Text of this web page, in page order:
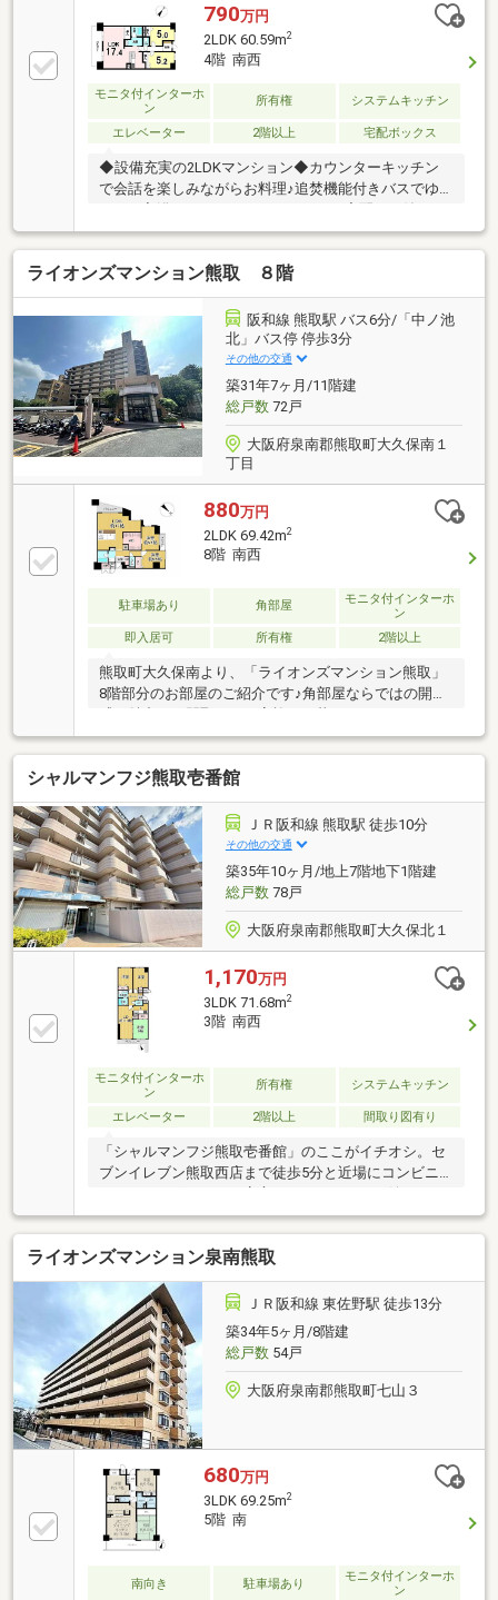
790万円
2LDK 60.59m2
4階 南西
モニタ付インターホ
ン
所有権 システムキッチン
エレベーター 2階以上 宅配ボックス
◆設備充実の2LDKマンション◆カウンターキッチン
で会話を楽しみながらお料理♪追焚機能付きバスでゆ
安心＆便利！ワイドバルコニーのある快適な住まいで
す。■周辺環境西小学校 徒歩15分（約1150m）熊取中
学校 徒歩21分（約1680m）マツゲン 徒歩18分（約
1430m）ローソン 徒歩11分（約870m）◆「お電話」
または「資料請求」ボタンよりお気軽にお問い合わせ
ください！◆お客様のご希望条件に合わせて物件をご
紹介いたします。気になる物件がございましたら、ま
とめてのご見学・ご相談も可能です♪
ライオンズマンション熊取 ８階
阪和線 熊取駅 バス6分/「中ノ池
北」バス停 停歩3分
その他の交通
築31年7ヶ月/11階建
総戸数72戸
大阪府泉南郡熊取町大久保南１
丁目
880万円
2LDK 69.42m2
8階 南西
駐車場あり 角部屋
モニタ付インターホ
ン
即入居可
所有権 2階以上
熊取町大久保南より、「ライオンズマンション熊取」
8階部分のお部屋のご紹介です♪角部屋ならではの開放
す♪オートロック付きのマンションのため、防犯面に
も配慮されており、安心してお住まいいただけます♪
ぜひ一度、現地でお部屋からの眺望や雰囲気をご体感
ください♪皆様からのお問い合わせを心よりお待ちし
ております♪*******************※令和8年度固定資産税
額:￥70400
シャルマンフジ熊取壱番館
ＪＲ阪和線 熊取駅 徒歩10分
その他の交通
築35年10ヶ月/地上7階地下1階建
総戸数78戸
大阪府泉南郡熊取町大久保北１
1,170万円
3LDK 71.68m2
3階 南西
モニタ付インターホ
ン
所有権 システムキッチン
エレベーター 2階以上 間取り図有り
「シャルマンフジ熊取壱番館」のここがイチオシ。セ
ブンイレブン熊取西店まで徒歩5分と近場にコンビニ
防犯を考慮した物件です。専有面積が71.68㎡と十分な
広さでゆったりと生活できるのではないのでしょう
か。不動産に関することでお悩みを抱えているのであ
れば、地域に詳しい当社スタッフが住まい探しをサポ
ート致します。こだわりやご要望などがあれば、お気
軽にお問い合わせ下さい。
ライオンズマンション泉南熊取
ＪＲ阪和線 東佐野駅 徒歩13分
築34年5ヶ月/8階建
総戸数54戸
大阪府泉南郡熊取町七山３
680万円
3LDK 69.25m2
5階 南
南向き 駐車場あり
モニタ付インターホ
ン